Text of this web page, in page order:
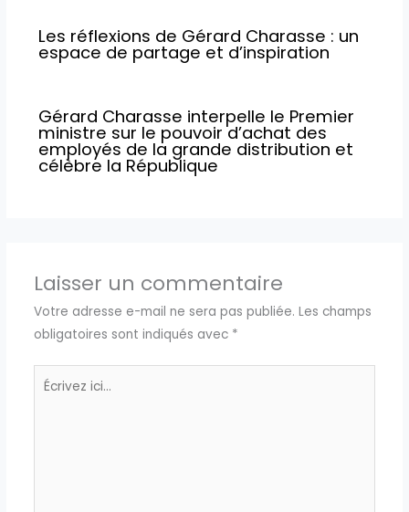
Les réflexions de Gérard Charasse : un
espace de partage et d’inspiration
Gérard Charasse interpelle le Premier
ministre sur le pouvoir d’achat des
employés de la grande distribution et
célèbre la République
Laisser un commentaire
Votre adresse e-mail ne sera pas publiée. Les champs
obligatoires sont indiqués avec *
Écrivez